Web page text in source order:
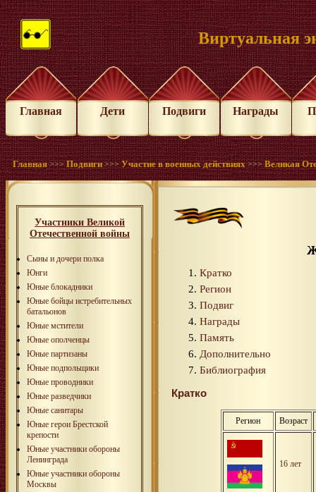
Виртуальная
Главная Дети Подвиги Награды
Главная >>>Подвиги >>>Участие в военных действиях >>>Великая
Участники Великой
Отечественной войны
Сыны и дочери полка
Юнги
Юные блокадники
Юные бойцы истребительных
батальонов
Юные мстители
Юные ополченцы
Юные партизаны
Юные подпольщики
Юные проводники
Юные разведчики
Юные санитары
Юные герои Брестской
крепости
Юные участники обороны
Ленинграда
Юные участники обороны
Москвы
Кратко
Регион
Подвиг
Награды
Память
Дополнительно
Библиография
Кратко
Регион Возраст
16 лет